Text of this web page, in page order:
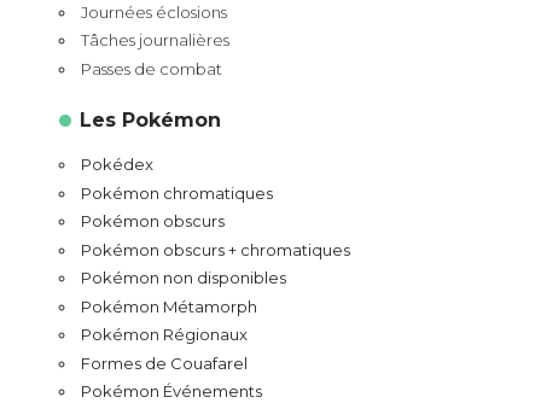
Journées éclosions
Tâches journalières
Passes de combat
Les Pokémon
Pokédex
Pokémon chromatiques
Pokémon obscurs
Pokémon obscurs + chromatiques
Pokémon non disponibles
Pokémon Métamorph
Pokémon Régionaux
Formes de Couafarel
Pokémon Événements